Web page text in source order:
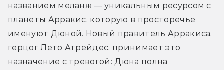
названием меланж — уникальным ресурсом с
планеты Арракис, которую в просторечье
именуют Дюной. Новый правитель Арракиса,
герцог Лето Атрейдес, принимает это
назначение с тревогой: Дюна полна